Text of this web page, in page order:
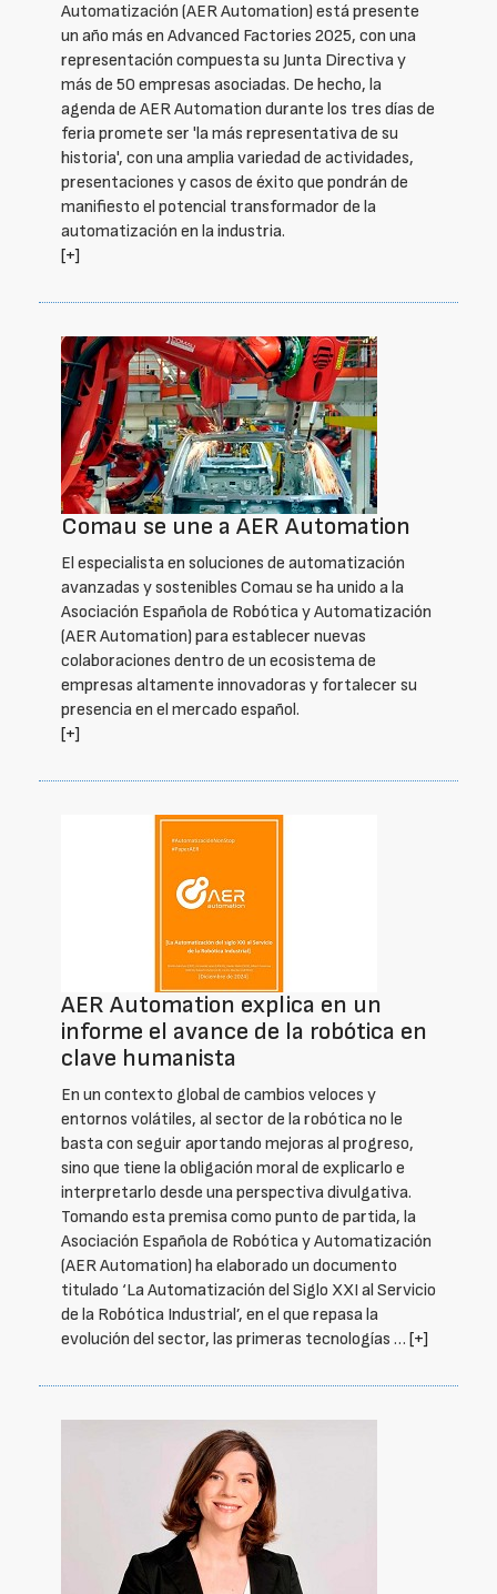
Automatización (AER Automation) está presente
un año más en Advanced Factories 2025, con una
representación compuesta su Junta Directiva y
más de 50 empresas asociadas. De hecho, la
agenda de AER Automation durante los tres días de
feria promete ser 'la más representativa de su
historia', con una amplia variedad de actividades,
presentaciones y casos de éxito que pondrán de
manifiesto el potencial transformador de la
automatización en la industria.
[+]
Comau se une a AER Automation
El especialista en soluciones de automatización
avanzadas y sostenibles Comau se ha unido a la
Asociación Española de Robótica y Automatización
(AER Automation) para establecer nuevas
colaboraciones dentro de un ecosistema de
empresas altamente innovadoras y fortalecer su
presencia en el mercado español.
[+]
AER Automation explica en un
informe el avance de la robótica en
clave humanista
En un contexto global de cambios veloces y
entornos volátiles, al sector de la robótica no le
basta con seguir aportando mejoras al progreso,
sino que tiene la obligación moral de explicarlo e
interpretarlo desde una perspectiva divulgativa.
Tomando esta premisa como punto de partida, la
Asociación Española de Robótica y Automatización
(AER Automation) ha elaborado un documento
titulado ‘La Automatización del Siglo XXI al Servicio
de la Robótica Industrial’, en el que repasa la
evolución del sector, las primeras tecnologías … [+]